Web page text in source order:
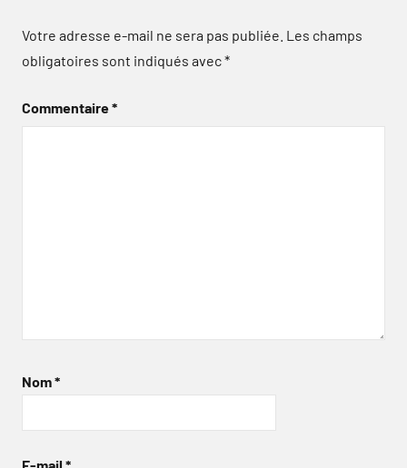
Votre adresse e-mail ne sera pas publiée. Les champs
obligatoires sont indiqués avec*
Commentaire*
Nom*
E-mail *